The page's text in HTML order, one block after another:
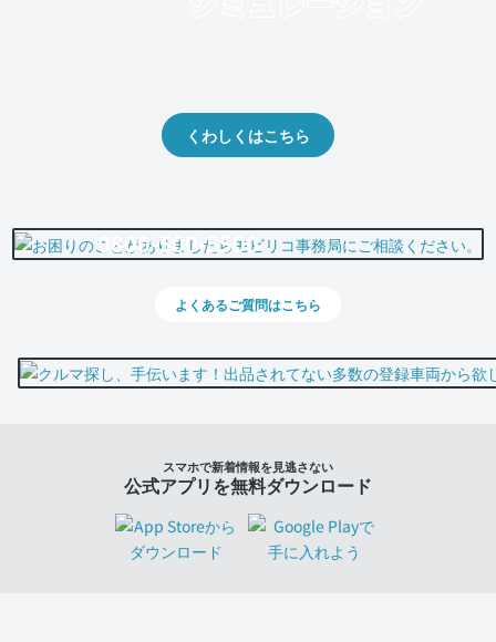
くわしくはこちら
0800-500-5500
よくあるご質問はこちら
スマホで新着情報を見逃さない
公式アプリを無料ダウンロード